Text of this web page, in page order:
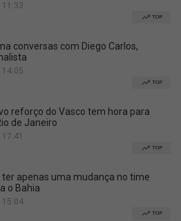
TOP
conversas com Diego Carlos,
TOP
reforço do Vasco tem hora para
de Janeiro
TOP
ter apenas uma mudança no time
o Bahia
15:04
TOP